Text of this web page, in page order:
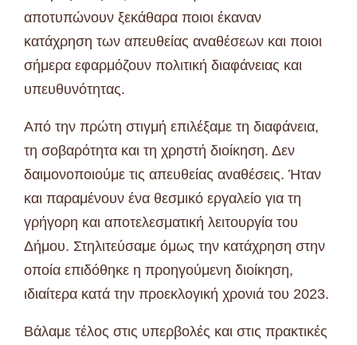
αποτυπώνουν ξεκάθαρα ποιοι έκαναν
κατάχρηση των απευθείας αναθέσεων και ποιοι
σήμερα εφαρμόζουν πολιτική διαφάνειας και
υπευθυνότητας.
Από την πρώτη στιγμή επιλέξαμε τη διαφάνεια,
τη σοβαρότητα και τη χρηστή διοίκηση. Δεν
δαιμονοποιούμε τις απευθείας αναθέσεις. Ήταν
και παραμένουν ένα θεσμικό εργαλείο για τη
γρήγορη και αποτελεσματική λειτουργία του
Δήμου. Στηλιτεύσαμε όμως την κατάχρηση στην
οποία επιδόθηκε η προηγούμενη διοίκηση,
ιδιαίτερα κατά την προεκλογική χρονιά του 2023.
Βάλαμε τέλος στις υπερβολές και στις πρακτικές